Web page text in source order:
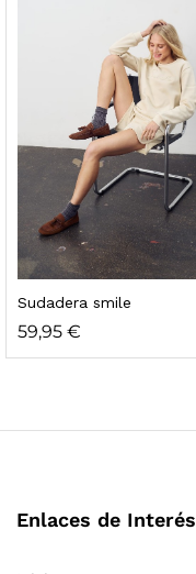
Sudadera smile
59,95 €
Enlaces de Interés